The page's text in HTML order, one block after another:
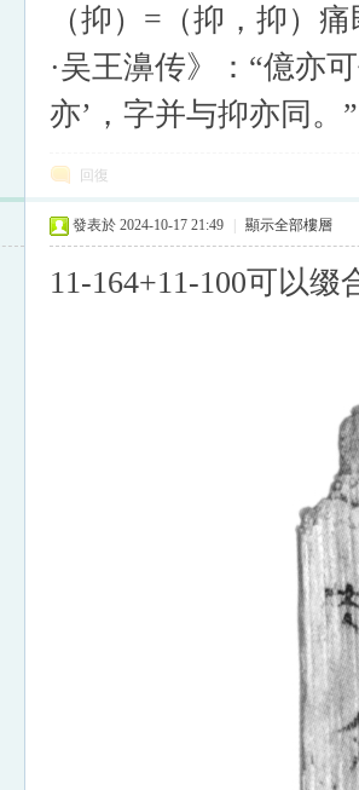
（抑）=（抑，抑）
·吴王濞传》：“億亦
亦’，字并与抑亦同。”
回復
發表於 2024-10-17 21:49 顯示全部樓層
11-164+11-100可以